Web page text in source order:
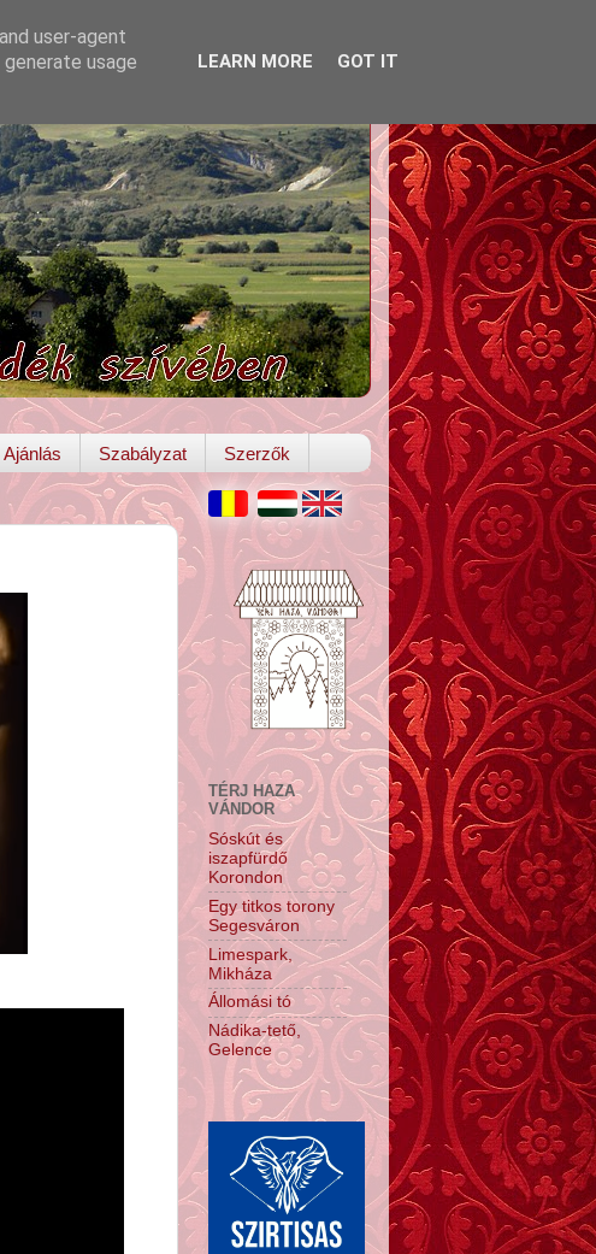
Ajánlás Szabályzat Szerzők
TÉRJ HAZA
VÁNDOR
Sóskút és
iszapfürdő
Korondon
Egy titkos torony
Segesváron
Limespark,
Mikháza
Állomási tó
Nádika-tető,
Gelence
user-agent
usage
LEARN MORE GOT IT